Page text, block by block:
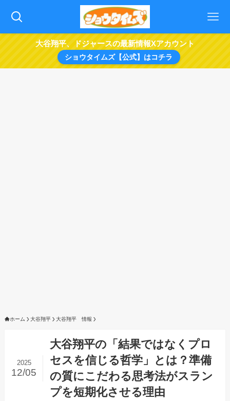
大谷翔平、ドジャースの最新情報Xアカウント
ショウタイムズ【公式】はコチラ
ホーム 大谷翔平 大谷翔平 情報
大谷翔平の「結果ではなくプロ
セスを信じる哲学」とは？準備
の質にこだわる思考法がスラン
プを短期化させる理由
2025
12/05